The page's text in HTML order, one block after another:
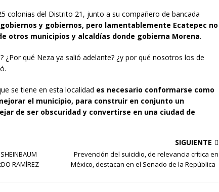
colonias del Distrito 21, junto a su compañero de bancada
y gobiernos, pero lamentablemente Ecatepec no
otros municipios y alcaldías donde gobierna Morena.
¿Por qué Neza ya salió adelante? ¿y por qué nosotros los de
se tiene en esta localidad es necesario conformarse como
el municipio, para construir en conjunto un
de ser obscuridad y convertirse en una ciudad de
RAMÍREZ
SIGUIENTE
Prevención del suicidio, de relevancia crítica en
México, destacan en el Senado de la República